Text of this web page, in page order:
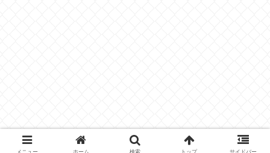
メニュー ホーム 検索 トップ サイドバー